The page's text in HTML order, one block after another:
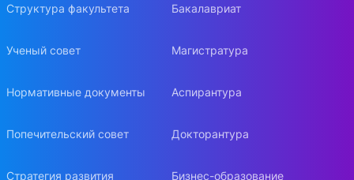
Структура факультета
Ученый совет
Нормативные документы
Попечительский совет
Стратегия развития
Бакалавриат
Магистратура
Аспирантура
Докторантура
Бизнес-образование